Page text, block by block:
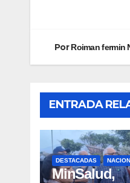
PorRoiman fermin
ENTRADA
DESTACADAS
MinSalud,